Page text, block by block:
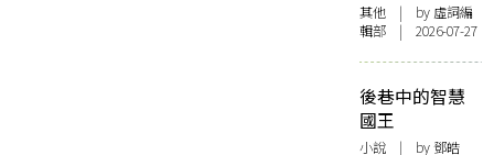
其他 | by 虛詞編
輯部 | 2026-07-27
後巷中的智慧
國王
小說 | by 鄧皓